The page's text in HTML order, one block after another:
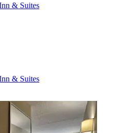
& Suites
& Suites